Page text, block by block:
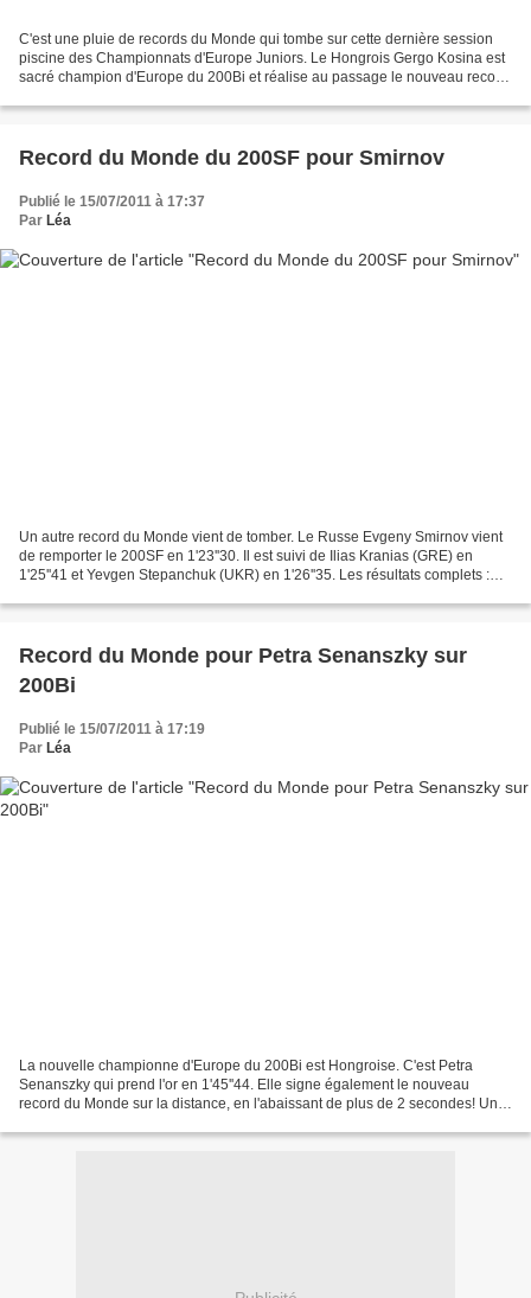
C'est une pluie de records du Monde qui tombe sur cette dernière session
piscine des Championnats d'Europe Juniors. Le Hongrois Gergo Kosina est
sacré champion d'Europe du 200Bi et réalise au passage le nouveau record
Record du Monde du 200SF pour Smirnov
Publié le 15/07/2011 à 17:37
Par Léa
Un autre record du Monde vient de tomber. Le Russe Evgeny Smirnov vient
de remporter le 200SF en 1'23''30. Il est suivi de Ilias Kranias (GRE) en
1'25''41 et Yevgen Stepanchuk (UKR) en 1'26''35. Les résultats complets :
Record du Monde pour Petra Senanszky sur
200Bi
Publié le 15/07/2011 à 17:19
Par Léa
La nouvelle championne d'Europe du 200Bi est Hongroise. C'est Petra
Senanszky qui prend l'or en 1'45''44. Elle signe également le nouveau
record du Monde sur la distance, en l'abaissant de plus de 2 secondes! Une